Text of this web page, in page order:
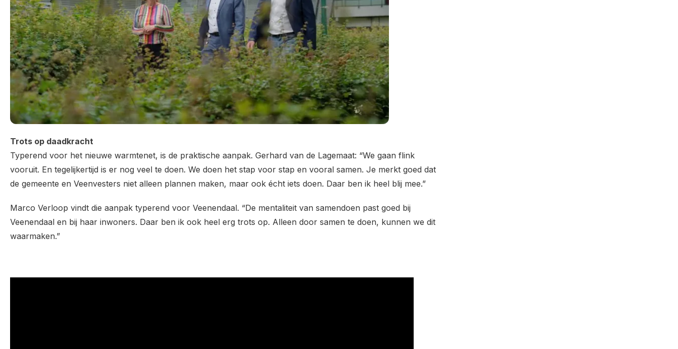
Trots op daadkracht
Typerend voor het nieuwe warmtenet, is de praktische aanpak. Gerhard van de Lagemaat: “We gaan flink
vooruit. En tegelijkertijd is er nog veel te doen. We doen het stap voor stap en vooral samen. Je merkt goed dat
de gemeente en Veenvesters niet alleen plannen maken, maar ook écht iets doen. Daar ben ik heel blij mee.”
Marco Verloop vindt die aanpak typerend voor Veenendaal. “De mentaliteit van samendoen past goed bij
Veenendaal en bij haar inwoners. Daar ben ik ook heel erg trots op. Alleen door samen te doen, kunnen we dit
waarmaken.”